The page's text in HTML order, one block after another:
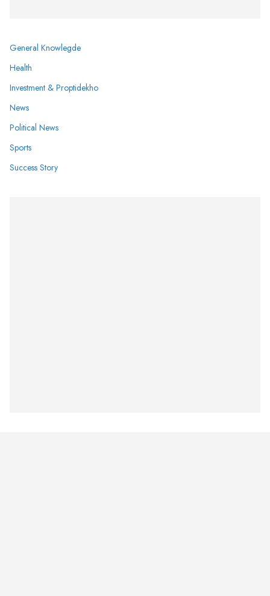
General Knowlegde
Health
Investment & Proptidekho
News
Political News
Sports
Success Story